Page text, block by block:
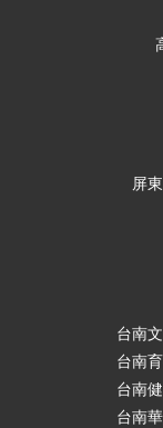
屏
台南
台南
台南
台南